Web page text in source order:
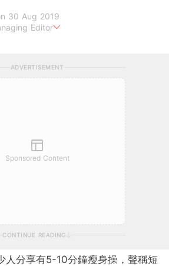
30 Aug 2019
Editor
ADVERTISEMENT
Sponsored Content
CONTINUE READING
人分享有5-10分鐘瘦身操，聲稱短